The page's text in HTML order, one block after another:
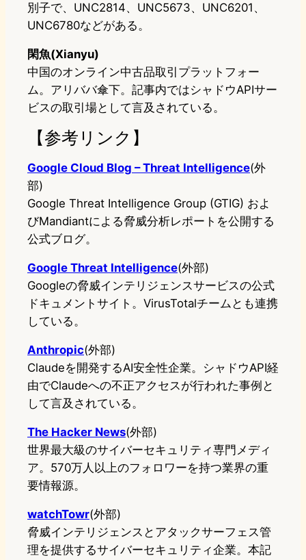
別子で、UNC2814、UNC5673、UNC6201、
UNC6780などがある。
閑魚(Xianyu)
中国のオンライン中古品取引プラットフォー
ム。アリババ傘下。記事内ではシャドウAPIサー
ビスの取引場として言及されている。
【参考リンク】
Google Cloud Blog – Threat Intelligence(外
部)
Google Threat Intelligence Group (GTIG) およ
びMandiantによる脅威分析レポートを公開する
公式ブログ。
Google Threat Intelligence(外部)
Googleの脅威インテリジェンスサービスの公式
ドキュメントサイト。VirusTotalチームとも連携
している。
Anthropic(外部)
Claudeを開発するAI安全性企業。シャドウAPI経
由でClaudeへの不正アクセスが行われた事例と
して言及されている。
The Hacker News(外部)
世界最大級のサイバーセキュリティ専門メディ
ア。570万人以上のフォロワーを持つ業界の重
要情報源。
watchTowr(外部)
脅威インテリジェンスとアタックサーフェス管
理を提供するサイバーセキュリティ企業。本記